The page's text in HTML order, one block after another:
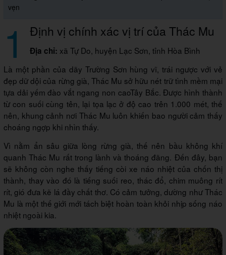
vẹn
1 Định vị chính xác vị trí của Thác Mu
Địa chỉ: xã Tự Do, huyện Lạc Sơn, tỉnh Hòa Bình
Là một phần của dãy Trường Sơn hùng vĩ, trái ngược với vẻ
đẹp dữ dội của rừng già, Thác Mu sở hữu nét trữ tình mềm mại
tựa dải yếm đào vắt ngang non caoTây Bắc. Được hình thành
từ con suối cùng tên, lại tọa lạc ở độ cao trên 1.000 mét, thế
nên, khung cảnh nơi Thác Mu luôn khiến bao người cảm thấy
choáng ngợp khi nhìn thấy.
Vì nằm ẩn sâu giữa lòng rừng già, thế nên bầu không khí
quanh Thác Mu rất trong lành và thoáng đãng. Đến đây, bạn
sẽ không còn nghe thấy tiếng còi xe náo nhiệt của chốn thị
thành, thay vào đó là tiếng suối reo, thác đổ, chim muông rít
rít, gió đưa kẽ lá đầy chất thơ. Có cảm tưởng, dường như Thác
Mu là một thế giới mới tách biệt hoàn toàn khỏi nhịp sống náo
nhiệt ngoài kia.